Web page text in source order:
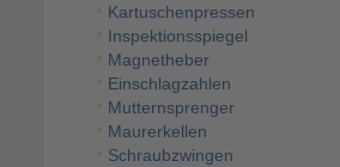
Kartuschenpressen
Inspektionsspiegel
Magnetheber
Einschlagzahlen
Mutternsprenger
Maurerkellen
Schraubzwingen